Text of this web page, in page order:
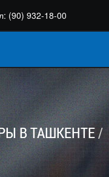
(90) 932-18-00
В ТАШКЕНТЕ